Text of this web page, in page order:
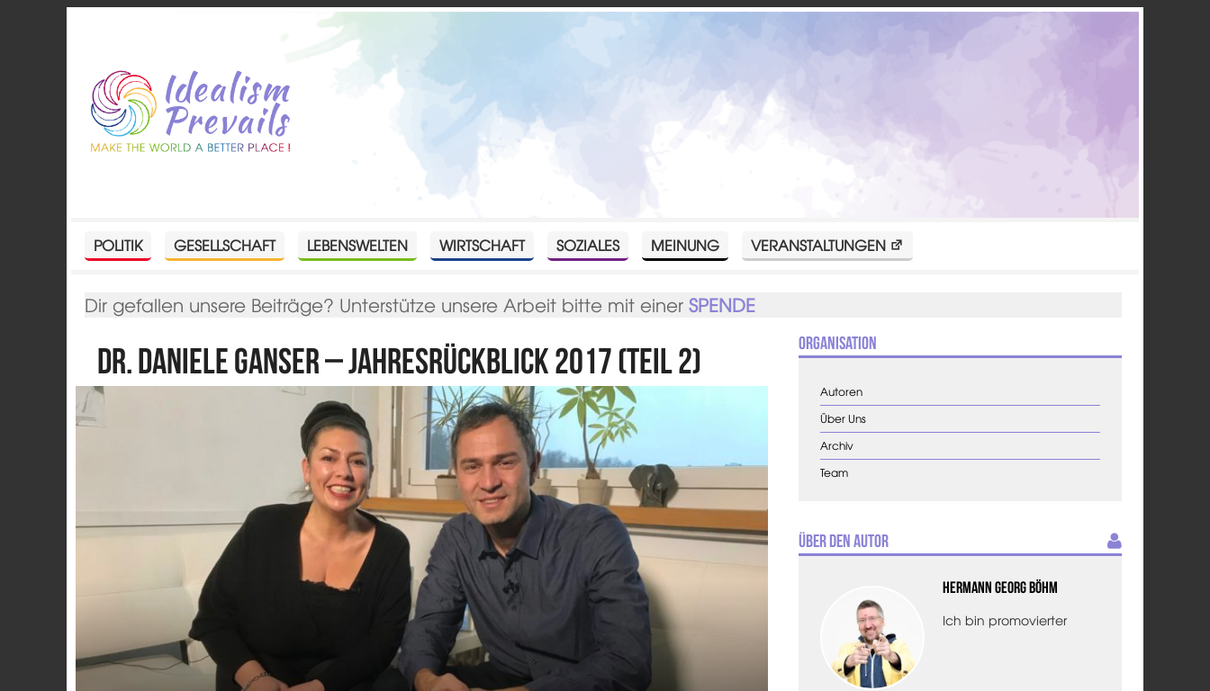
POLITIK GESELLSCHAFT LEBENSWELTEN WIRTSCHAFT SOZIALES MEINUNG VERANSTALTUNGEN
Dir gefallen unsere Beiträge? Unterstütze unsere Arbeit bitte mit einerSPENDE
Dr. Daniele Ganser – Jahresrückblick 2017 (Teil 2) Organisation
Autoren
Über Uns
Archiv
Team
Über den Autor
Hermann Georg Böhm
Ich bin promovierter